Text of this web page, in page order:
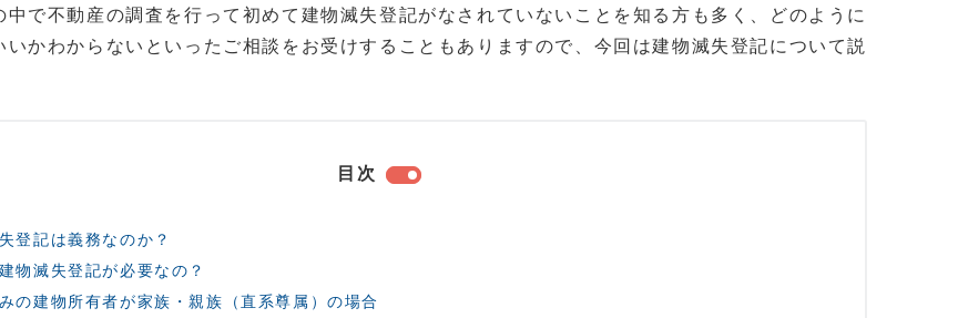
中で不動産の調査を行って初めて建物滅失登記がなされていないことを知る方も多く、どのように
いかわからないといったご相談をお受けすることもありますので、今回は建物滅失登記について説
目次
登記は義務なのか？
物滅失登記が必要なの？
の建物所有者が家族・親族（直系尊属）の場合